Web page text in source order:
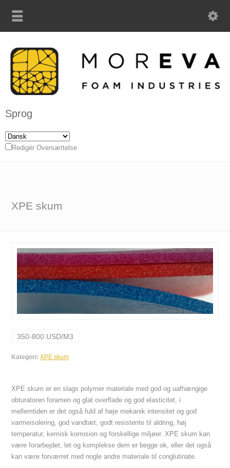
Sprog
Redigér Oversættelse
XPE skum
350-800 USD/M3
Kategori: XPE skum
XPE skum er en slags polymer materiale med god og uafhængige
obturatoren foramen og glat overflade og god elasticitet, i
mellemtiden er det også fuld af høje mekanik intensitet og god
varmeisolering, god vandtæt, godt resistente til aldring, høj
temperatur, kemisk korrosion og forskellige miljøer. XPE skum kan
være forarbejdet, let og komplekse dem er begge ok, eller det også
kan være forværret med nogle andre materiale til conglutinate.